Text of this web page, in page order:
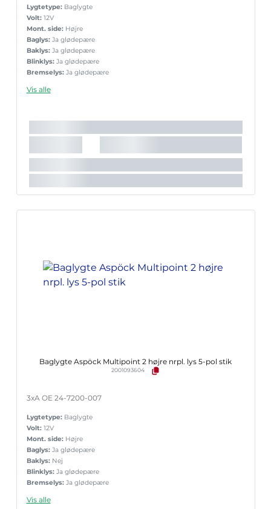
Lygtetype: Baglygte
Volt: 12V
Mont. side: Højre
Baglys: Ja glødepære
Baklys: Ja glødepære
Blinklys: Ja glødepære
Bremselys: Ja glødepære
Reflekstrekant:
Stik: 5-pol Aspöck
Lygte nr.: Multipoint 2
Vis alle
Baglygte Aspöck Multipoint 2 højre nrpl. lys 5-pol stik
2001093604
3xA OE 24-7200-007
Lygtetype: Baglygte
Volt: 12V
Mont. side: Højre
Baglys: Ja glødepære
Baklys: Nej
Blinklys: Ja glødepære
Bremselys: Ja glødepære
Reflekstrekant:
Vis alle